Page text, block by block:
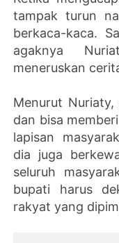
tampak turun
berkaca-kaca.
agaknya
meneruskan
Menurut
dan bisa
lapisan
dia juga
seluruh
bupati harus
rakyat yang